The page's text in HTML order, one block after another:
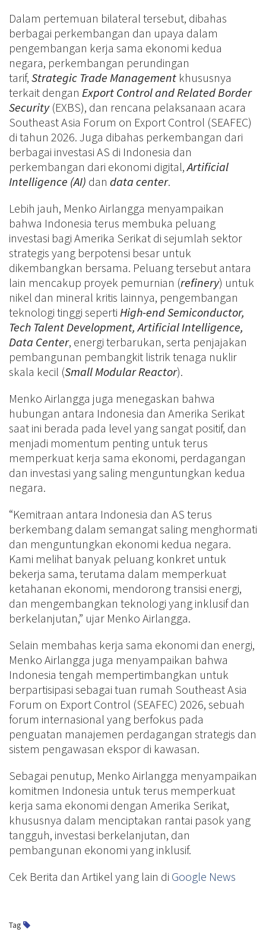
Dalam pertemuan bilateral tersebut, dibahas
berbagai perkembangan dan upaya dalam
pengembangan kerja sama ekonomi kedua
negara, perkembangan perundingan
tarif, Strategic Trade Management khususnya
terkait dengan Export Control and Related Border
Security(EXBS), dan rencana pelaksanaan acara
Southeast Asia Forum on Export Control (SEAFEC)
di tahun 2026. Juga dibahas perkembangan dari
berbagai investasi AS di Indonesia dan
perkembangan dari ekonomi digital,Artificial
Intelligence (AI) dan data center.
Lebih jauh, Menko Airlangga menyampaikan
bahwa Indonesia terus membuka peluang
investasi bagi Amerika Serikat di sejumlah sektor
strategis yang berpotensi besar untuk
dikembangkan bersama. Peluang tersebut antara
lain mencakup proyek pemurnian (refinery) untuk
nikel dan mineral kritis lainnya, pengembangan
teknologi tinggi seperti High-end Semiconductor,
Tech Talent Development, Artificial Intelligence,
Data Center, energi terbarukan, serta penjajakan
pembangunan pembangkit listrik tenaga nuklir
skala kecil (Small Modular Reactor).
Menko Airlangga juga menegaskan bahwa
hubungan antara Indonesia dan Amerika Serikat
saat ini berada pada level yang sangat positif, dan
menjadi momentum penting untuk terus
memperkuat kerja sama ekonomi, perdagangan
dan investasi yang saling menguntungkan kedua
negara.
“Kemitraan antara Indonesia dan AS terus
berkembang dalam semangat saling menghormati
dan menguntungkan ekonomi kedua negara.
Kami melihat banyak peluang konkret untuk
bekerja sama, terutama dalam memperkuat
ketahanan ekonomi, mendorong transisi energi,
dan mengembangkan teknologi yang inklusif dan
berkelanjutan,” ujar Menko Airlangga.
Selain membahas kerja sama ekonomi dan energi,
Menko Airlangga juga menyampaikan bahwa
Indonesia tengah mempertimbangkan untuk
berpartisipasi sebagai tuan rumah Southeast Asia
Forum on Export Control (SEAFEC) 2026, sebuah
forum internasional yang berfokus pada
penguatan manajemen perdagangan strategis dan
sistem pengawasan ekspor di kawasan.
Sebagai penutup, Menko Airlangga menyampaikan
komitmen Indonesia untuk terus memperkuat
kerja sama ekonomi dengan Amerika Serikat,
khususnya dalam menciptakan rantai pasok yang
tangguh, investasi berkelanjutan, dan
pembangunan ekonomi yang inklusif.
Cek Berita dan Artikel yang lain di Google News
Tag